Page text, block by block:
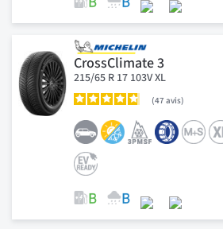
CrossClimate 3
215/65 R 17 103V XL
47 avis